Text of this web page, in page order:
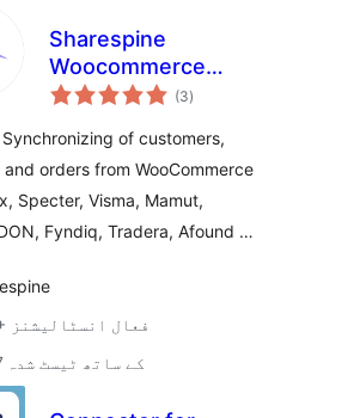
Sharespine
Woocommerce
Connector
(3مجموعی
درجہ
)
Synchronizing of customers,
orders from WooCommerce
Specter, Visma, Mamut,
Fyndiq, Tradera, Afound …
500+ فعال انسٹالیشنز
6.8.7 کے ساتھ ٹیسٹ شدہ